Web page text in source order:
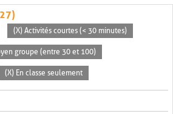
(X) Activités courtes (< 30 minutes)
groupe (entre 30 et 100)
(X) En classe seulement